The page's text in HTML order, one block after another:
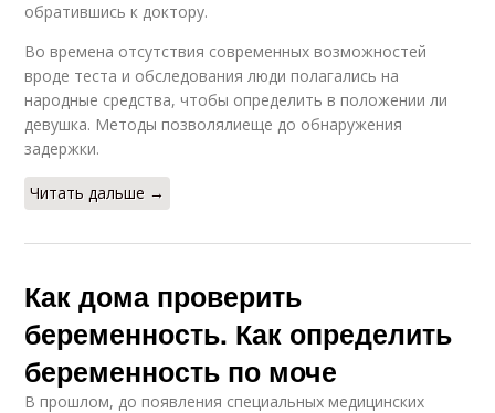
обратившись к доктору.
Во времена отсутствия современных возможностей
вроде теста и обследования люди полагались на
народные средства, чтобы определить в положении ли
девушка. Методы позволялиеще до обнаружения
задержки.
Читать дальше →
Как дома проверить
беременность. Как определить
беременность по моче
В прошлом, до появления специальных медицинских